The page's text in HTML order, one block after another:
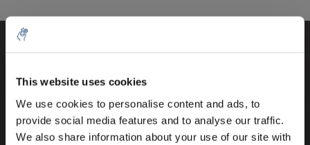
This website uses cookies
We use cookies to personalise content and ads, to
provide social media features and to analyse our traffic.
We also share information about your use of our site with
Kundendienst
Mein Konto
Kontakt
Öffnungszeiten
5% off for your next order
Sign up for our newsletter to stay informed about